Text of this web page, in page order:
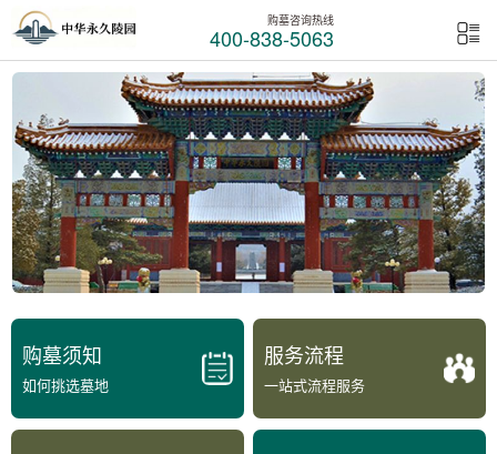
购墓咨询热线
400-838-5063
购墓须知
如何挑选墓地
服务流程
一站式流程服务